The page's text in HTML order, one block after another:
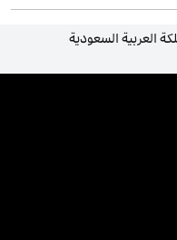
العربية السعودية